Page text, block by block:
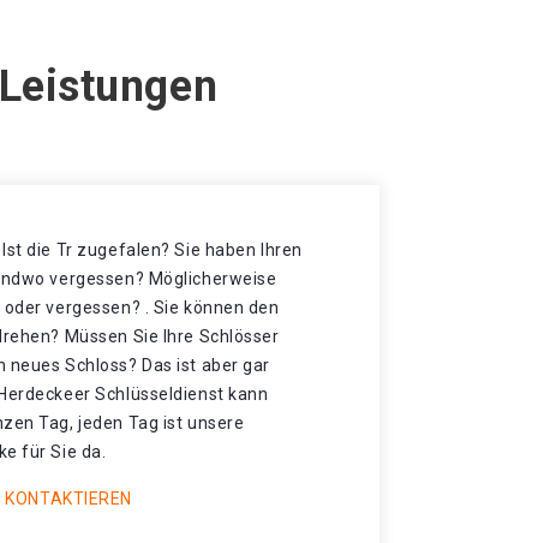
die Tr zugefalen? Sie haben Ihren
vergessen? Möglicherweise
vergessen? . Sie können den
Müssen Sie Ihre Schlösser
Schloss? Das ist aber gar
Schlüsseldienst kann
Tag, jeden Tag ist unsere
für Sie da.